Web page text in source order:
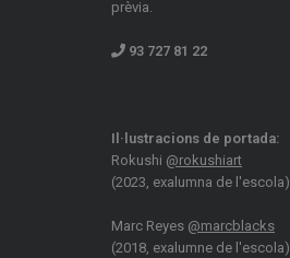
prèvia.
93 727 81 22
Il·lustracions de portada:
Rokushi @rokushiart
(2023, exalumna de l'escola)
Marc Reyes @marcblacks
(2018, exalumne de l'escola)